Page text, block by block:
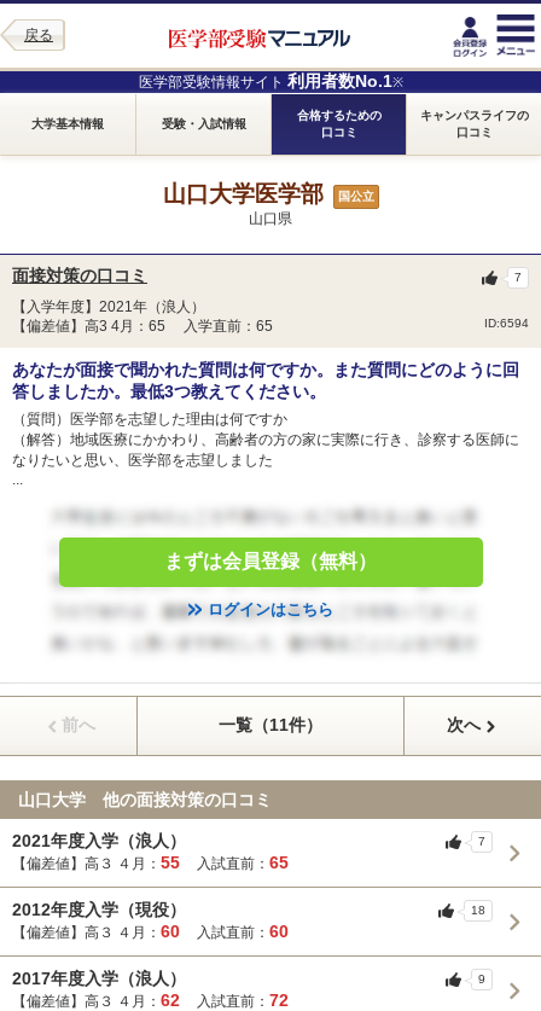
戻る
医学部受験情報サイト 利用者数No.1※
大学基本情報 受験・入試情報
合格するための
口コミ
キャンパスライフの
口コミ
山口大学医学部 国公立
山口県
面接対策の口コミ
【入学年度】2021年（浪人）
【偏差値】高3 4月：65 入学直前：65
ID:6594
7
あなたが面接で聞かれた質問は何ですか。また質問にどのように回
答しましたか。最低3つ教えてください。
（質問）医学部を志望した理由は何ですか
（解答）地域医療にかかわり、高齢者の方の家に実際に行き、診察する医師に
なりたいと思い、医学部を志望しました
...
まずは会員登録（無料）
ログインはこちら
前へ 一覧（11件） 次へ
山口大学 他の面接対策の口コミ
2021年度入学（浪人）
【偏差値】高３ ４月： 55 入試直前： 65
7
2012年度入学（現役）
【偏差値】高３ ４月： 60 入試直前： 60
18
2017年度入学（浪人）
【偏差値】高３ ４月： 62 入試直前： 72
9